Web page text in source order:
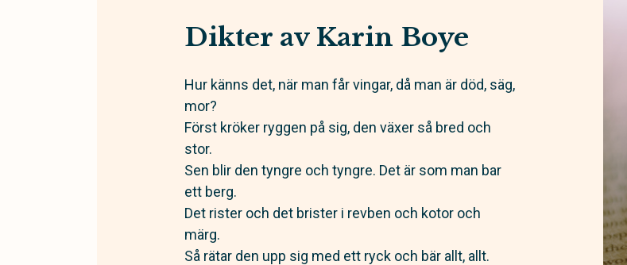
Dikter av Karin Boye
Hur känns det, när man får vingar, då man är död, säg,
mor?
Först kröker ryggen på sig, den växer så bred och
stor.
Sen blir den tyngre och tyngre. Det är som man bar
ett berg.
Det rister och det brister i revben och kotor och
märg.
Så rätar den upp sig med ett ryck och bär allt, allt.